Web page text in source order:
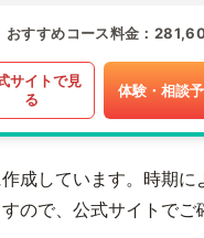
おすすめコース料金
サイトで見
る
体験・相談
成しています。時期
ので、公式サイトでご